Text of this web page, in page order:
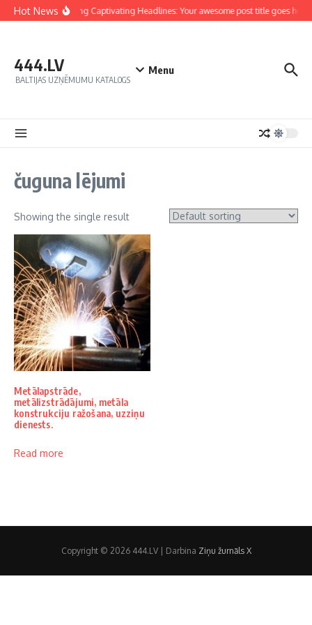
Hot NewsCrafting Captivating Headlines: Your awesome post title goes here
444.LV
BALTIJAS UZŅĒMUMU KATALOGS
Menu
čuguna lējumi
Showing the single result
Metālapstrāde,
metālizstrādājumi, metāla
konstrukciju ražošana, uzziņu
dienests.
Read more
Copyright © 2026 444.LV | Darbina Ziņu žurnāls X